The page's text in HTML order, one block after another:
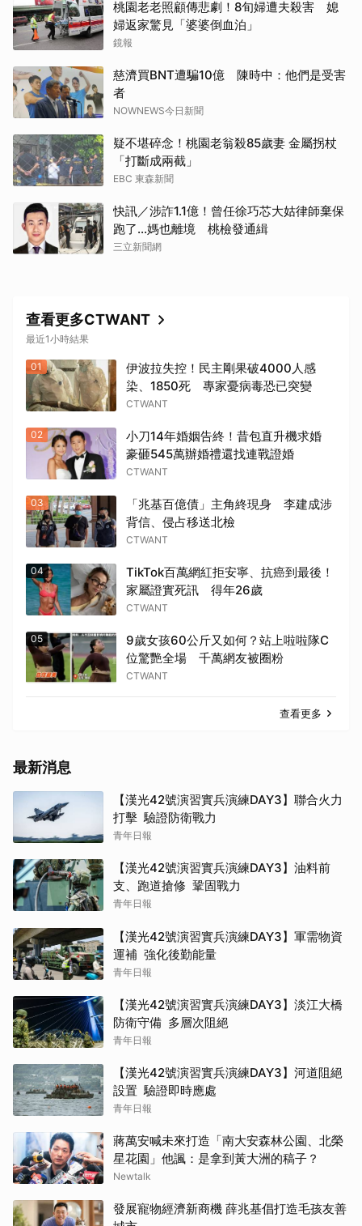
桃園老老照顧傳悲劇！8旬婦遭夫殺害 媳
婦返家驚見「婆婆倒血泊」
鏡報
慈濟買BNT遭騙10億 陳時中：他們是受害
者
NOWNEWS今日新聞
疑不堪碎念！桃園老翁殺85歲妻 金屬拐杖
「打斷成兩截」
EBC 東森新聞
快訊／涉詐1.1億！曾任徐巧芯大姑律師棄保
跑了…媽也離境 桃檢發通緝
三立新聞網
查看更多CTWANT
最近1小時結果
01
伊波拉失控！民主剛果破4000人感
染、1850死 專家憂病毒恐已突變
CTWANT
02
小刀14年婚姻告終！昔包直升機求婚
豪砸545萬辦婚禮還找連戰證婚
CTWANT
03
「兆基百億債」主角終現身 李建成涉
背信、侵占移送北檢
CTWANT
04
TikTok百萬網紅拒安寧、抗癌到最後！
家屬證實死訊 得年26歲
CTWANT
05
9歲女孩60公斤又如何？站上啦啦隊C
位驚艷全場 千萬網友被圈粉
CTWANT
查看更多
最新消息
【漢光42號演習實兵演練DAY3】聯合火力
打擊 驗證防衛戰力
青年日報
【漢光42號演習實兵演練DAY3】油料前
支、跑道搶修 鞏固戰力
青年日報
【漢光42號演習實兵演練DAY3】軍需物資
運補 強化後勤能量
青年日報
【漢光42號演習實兵演練DAY3】淡江大橋
防衛守備 多層次阻絕
青年日報
【漢光42號演習實兵演練DAY3】河道阻絕
設置 驗證即時應處
青年日報
蔣萬安喊未來打造「南大安森林公園、北榮
星花園」他諷：是拿到黃大洲的稿子？
Newtalk
發展寵物經濟新商機 薛兆基倡打造毛孩友善